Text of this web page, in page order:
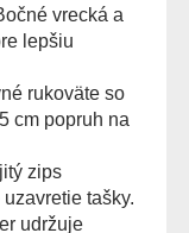
vrecká a
lepšiu
rukoväte so
cm popruh na
zips
tašky.
udržuje